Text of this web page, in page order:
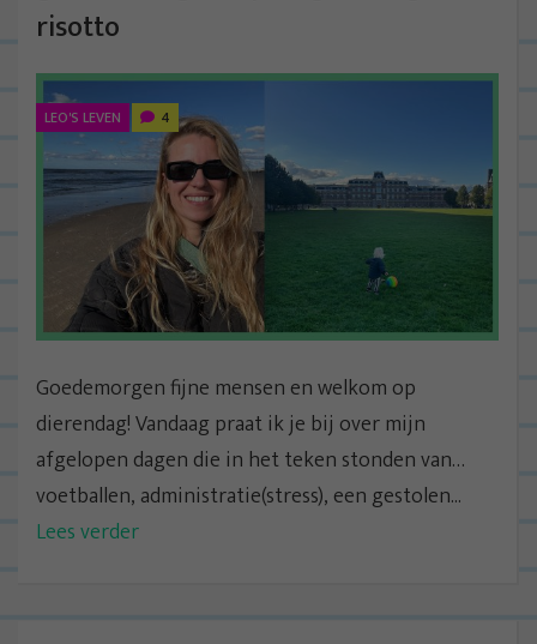
risotto
LEO'S LEVEN 4
Goedemorgen fijne mensen en welkom op
dierendag! Vandaag praat ik je bij over mijn
afgelopen dagen die in het teken stonden van…
voetballen, administratie(stress), een gestolen...
Lees verder